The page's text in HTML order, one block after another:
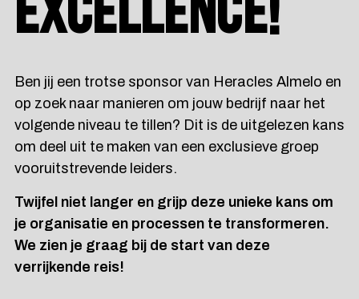
EXCELLENCE!
Ben jij een trotse sponsor van Heracles Almelo en
op zoek naar manieren om jouw bedrijf naar het
volgende niveau te tillen? Dit is de uitgelezen kans
om deel uit te maken van een exclusieve groep
vooruitstrevende leiders.
Twijfel niet langer en grijp deze unieke kans om
je organisatie en processen te transformeren.
We zien je graag bij de start van deze
verrijkende reis!